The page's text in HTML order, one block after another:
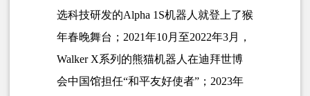
选科技研发的Alpha 1S机器人就登上了猴
年春晚舞台；2021年10月至2022年3月，
Walker X系列的熊猫机器人在迪拜世博
会中国馆担任“和平友好使者”；2023年